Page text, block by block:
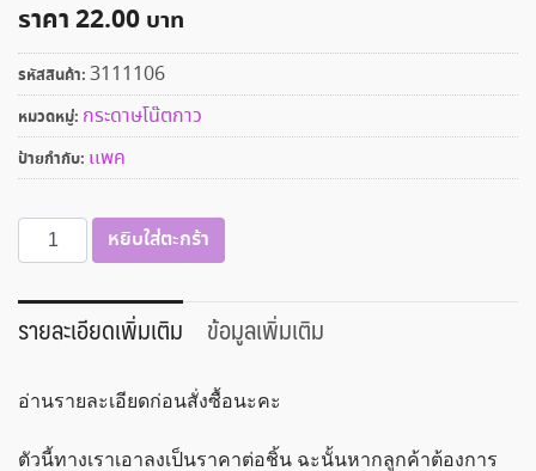
ราคา22.00
รหัสสินค้า: 3111106
หมวดหมู่: กระดาษโน๊ตกาว
ป้ายกำกับ: เเพค
จำนวน
กระ
โน๊ต
สี
พาส
หยิบใส่ตะกร้า
รายละเอียดเพิ่มเติม ข้อมูลเพิ่มเติม
อ่านรายละเอียดก่อนสั่งซื้อนะคะ
ตัวนี้ทางเราเอาลงเป็นราคาต่อชิ้น ฉะนั้นหากลูกค้าต้องการ